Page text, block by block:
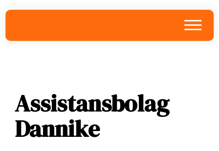
to
navigation
to
content
to
Assistansbolag
Dannike